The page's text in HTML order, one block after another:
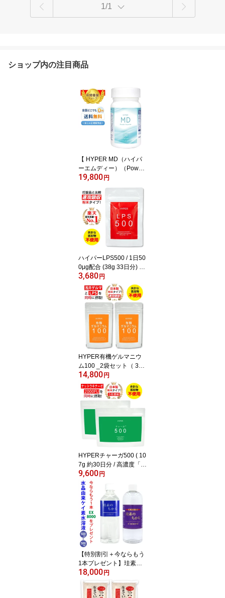
1/1
ショップ内の注目商品
【 HYPER MD（ハイパ
ーエムディー）（Powde
r Capsules）】（HYPE
R MDα（ハイパーエムデ
ィーアルファ）よりブラ
ンド名が変わりまし
た。）
19,800 円
ハイパーLPS500 / 1日50
0μg配合 (38g 33日分) 送
料無料 メール便 自然免
疫応用技研（株）製 純正
LPSサプリ 1袋LPS16,50
0μg( リポポリサッカライ
ド LPS サプリメント ) 配
合 国産 日本製
3,680 円
HYPER有機ゲルマニウ
ム100 _2袋セット（ 35
g/30日分×2/ アサイゲル
マニウム 100mg/日配合
） 日本製 （株） 浅井ゲ
ルマニウム 研究所 自然
免疫応用技研 （株） LP
S リポポリサッカライド
500μg/日 配合 有機ゲル
マニウム 国産 サプリメ
14,800 円
HYPERチャーガ500 ( 10
7g 約30日分 / 高濃度「チ
ャーガエキス末」1日/50
0mg配合) 送料無料 メー
ル便 1袋に高濃度チャー
ガエキス末15,000mg配
合 ナットウキナーゼ 配
合 チャーガ パウダー 1日
/ 2000FU配合 スプーン3
杯/日×30回 / シェディン
グ 解毒 血管対策サプリ
9,600 円
【特別割引＋今ならもう
1本プレゼント】珪素の
ちから 500ml 水溶性珪素
送料無料 ケイ素のちか
ら シリカ 7000ppm以上
18,000 円